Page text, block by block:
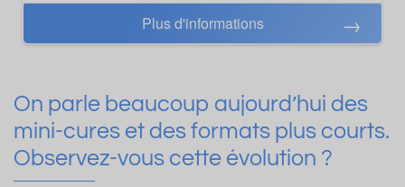
Plus d'informations
On parle beaucoup aujourd’hui des
mini-cures et des formats plus courts.
Observez-vous cette évolution ?